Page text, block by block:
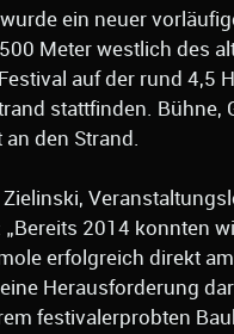
ein neuer
Meter westlich des
auf der rund 4,5
stattfinden. Bühne,
an den Strand.
Zielinski,
„Bereits 2014 konnten
erfolgreich direkt
Herausforderung
festivalerprobten